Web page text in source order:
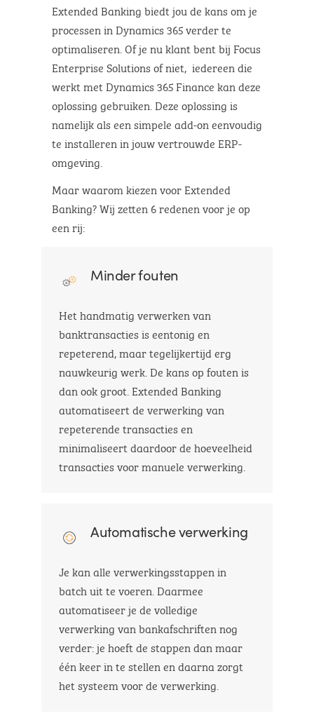
Extended Banking biedt jou de kans om je
processen in Dynamics 365 verder te
optimaliseren. Of je nu klant bent bij Focus
Enterprise Solutions of niet, iedereen die
werkt met Dynamics 365 Finance kan deze
oplossing gebruiken. Deze oplossing is
namelijk als een simpele add-on eenvoudig
te installeren in jouw vertrouwde ERP-
omgeving.
Maar waarom kiezen voor Extended
Banking? Wij zetten 6 redenen voor je op
een rij:
Minder fouten
Het handmatig verwerken van
banktransacties is eentonig en
repeterend, maar tegelijkertijd erg
nauwkeurig werk. De kans op fouten is
dan ook groot. Extended Banking
automatiseert de verwerking van
repeterende transacties en
minimaliseert daardoor de hoeveelheid
transacties voor manuele verwerking.
Automatische verwerking
Je kan alle verwerkingsstappen in
batch uit te voeren. Daarmee
automatiseer je de volledige
verwerking van bankafschriften nog
verder: je hoeft de stappen dan maar
één keer in te stellen en daarna zorgt
het systeem voor de verwerking.